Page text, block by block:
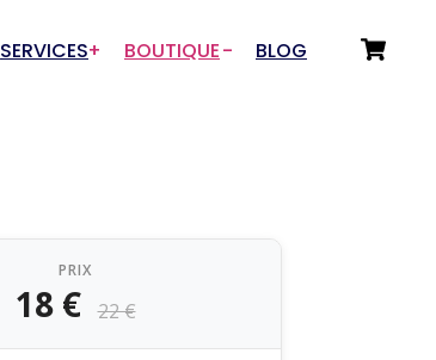
SERVICES
Fabrication additive
BOUTIQUE BLOG
PRIX
18 € 22 €